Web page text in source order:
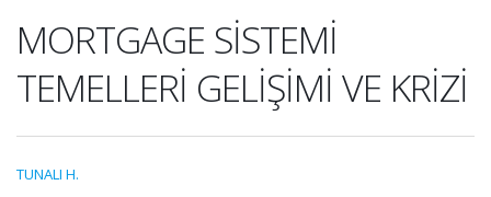
MORTGAGE SİSTEMİ
TEMELLERİ GELİŞİMİ VE KRİZİ
TUNALI H.